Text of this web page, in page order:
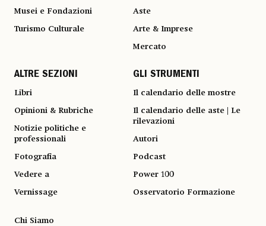
Musei e Fondazioni
Turismo Culturale
Aste
Arte & Imprese
Mercato
ALTRE SEZIONI
Libri
Opinioni & Rubriche
Notizie politiche e
professionali
Fotografia
Vedere a
Vernissage
GLI STRUMENTI
Il calendario delle mostre
Il calendario delle aste | Le
rilevazioni
Autori
Podcast
Power 100
Osservatorio Formazione
Chi Siamo